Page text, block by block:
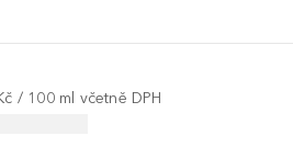
/ 100 ml včetně DPH